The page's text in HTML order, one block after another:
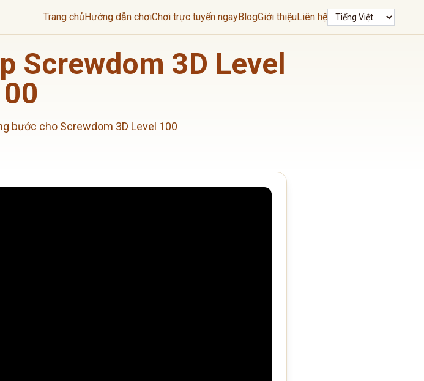
Trang chủHướng dẫn chơiChơi trực tuyến ngayBlogGiới thiệuLiên hệNgôn ngữ
Screwdom 3D Level
bước cho Screwdom 3D Level 100